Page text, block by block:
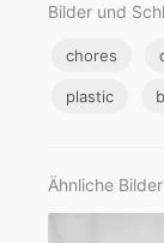
Bilder und
chores
plastic
Ähnliche